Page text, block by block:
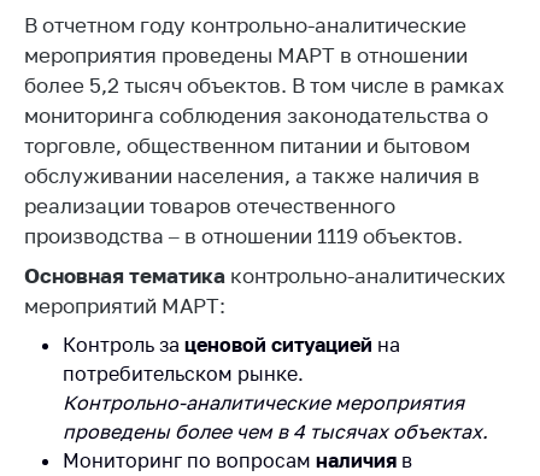
Торговля и услуги
Регулирование и
контроль закупок
Защита прав
потребителей
Регулирование
деятельности
сотрудничество
Применение мер
нетарифного
регулирования
В отчетном году контрольно-аналитические
мероприятия проведены МАРТ в отношении
более 5,2 тысяч объектов. В том числе в рамках
мониторинга соблюдения законодательства о
торговле, общественном питании и бытовом
обслуживании населения, а также наличия в
реализации товаров отечественного
производства – в отношении 1119 объектов.
Основная тематика контрольно-аналитических
мероприятий МАРТ:
Контроль за ценовой ситуацией на
потребительском рынке.
Контрольно-аналитические мероприятия
проведены более чем в 4 тысячах объектах.
Мониторинг по вопросам наличия в